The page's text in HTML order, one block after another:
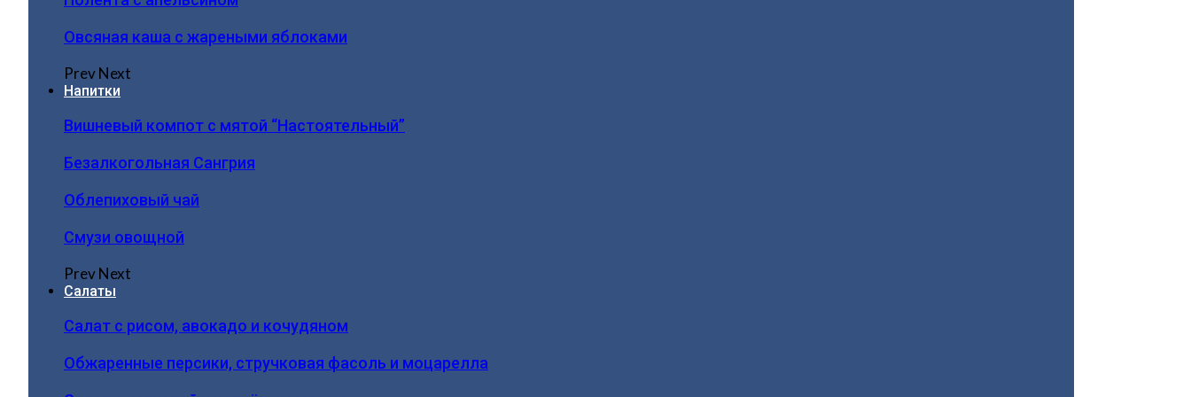
Овсяная каша с жареными яблоками
PrevNext
Напитки
Вишневый компот с мятой “Настоятельный”
Безалкогольная Сангрия
Облепиховый чай
Смузи овощной
PrevNext
Салаты
Салат с рисом, авокадо и кочудяном
Обжаренные персики, стручковая фасоль и моцарелла